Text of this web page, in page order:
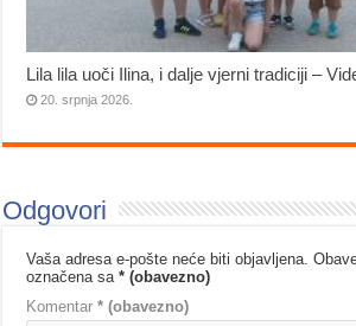
Lila lila uoči Ilina, i dalje vjerni tradiciji –
20. srpnja 2026.
Odgovori
Vaša adresa e-pošte neće biti objavljena.
označena sa* (obavezno)
Komentar* (obavezno)